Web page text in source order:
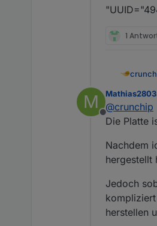
1
M
Offline
Mathias2803
@crunchip
Die Platte
Nachdem
hergestellt
Jedoch
herstellen